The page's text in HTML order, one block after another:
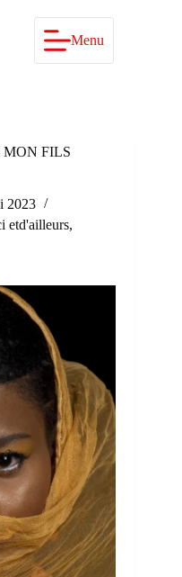
Menu
MON FILS
2023
etd'ailleurs,